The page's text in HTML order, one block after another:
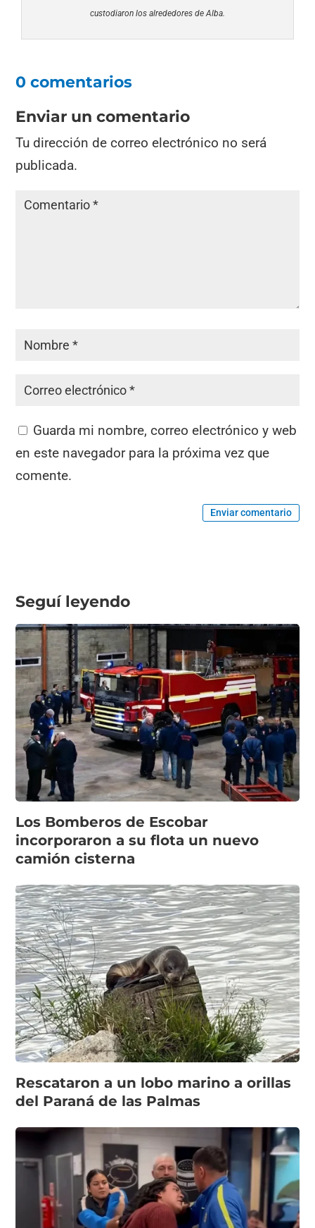
custodiaron los alrededores de Alba.
0 comentarios
Enviar un comentario
Tu dirección de correo electrónico no será
publicada.
Guarda mi nombre, correo electrónico y web
en este navegador para la próxima vez que
comente.
Enviar comentario
Seguí leyendo
Los Bomberos de Escobar
incorporaron a su flota un nuevo
camión cisterna
Rescataron a un lobo marino a orillas
del Paraná de las Palmas